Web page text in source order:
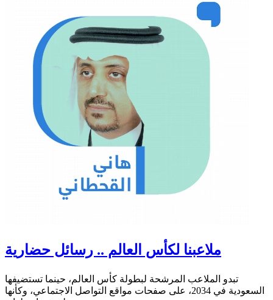
ملاعبنا لكأس العالم .. رسائل حضارية
تبدو الملاعب المرشحة لبطولة كأس العالم، حينما تستضيفها
السعودية في 2034، على صفحات مواقع التواصل الاجتماعي، وكأنها